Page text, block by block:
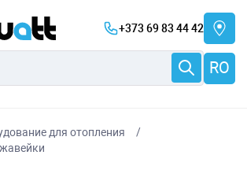
+373 69 83 44 42
RO
для отопления